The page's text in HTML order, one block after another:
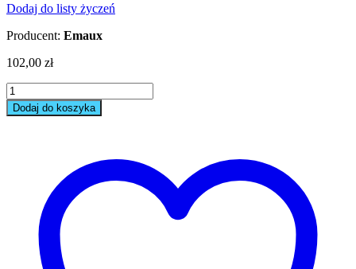
Dodaj do listy życzeń
Producent: Emaux
102,00 zł
Manometr
Emaux
06011029
Dodaj do koszyka